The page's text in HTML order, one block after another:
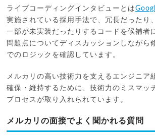
ライブコーディングインタビューとは
実施されている採用手法で、冗長だったり
一部が未実装だったりするコードを候補者
問題点についてディスカッションしながら
でのロジックを確認しています。
メルカリの高い技術力を支えるエンジニア
確保・維持するために、技術力のミスマッ
プロセスが取り入れられています。
メルカリの面接でよく聞かれる質問